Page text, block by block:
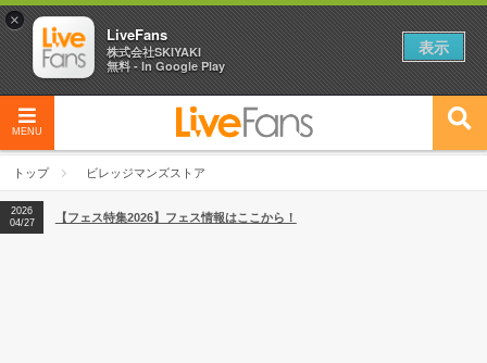
MENU
トップ ビレッジマンズストア
2026
04/27
2026
【ライブ動員ランキング】2026年上半期編発表！
2026
04/27
【フェス特集2026】フェス情報はここから！
×
LiveFans
株式会社SKIYAKI
無料 - In Google Play
表示